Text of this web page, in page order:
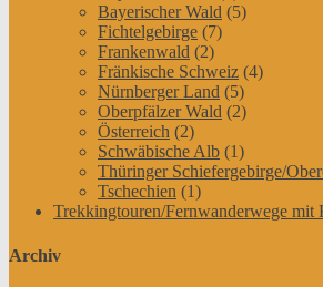
Bayerischer Wald (5)
Fichtelgebirge (7)
Frankenwald (2)
Fränkische Schweiz (4)
Nürnberger Land (5)
Oberpfälzer Wald (2)
Österreich (2)
Schwäbische Alb (1)
Thüringer Schiefergebirge/
Tschechien (1)
Trekkingtouren/Fernwanderwege mit
Archiv